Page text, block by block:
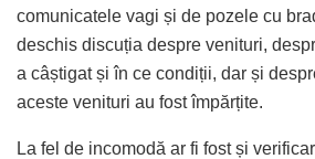
comunicatele vagi și de pozele cu
deschis discuția despre venituri,
a câștigat și în ce condiții, dar și
aceste venituri au fost împărțite.
La fel de incomodă ar fi fost și